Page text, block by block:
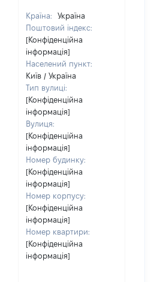
Країна:
Україна
Поштовий індекс:
[Конфіденційна
інформація]
Населений пункт:
Київ / Україна
Тип вулиці:
[Конфіденційна
інформація]
Вулиця:
[Конфіденційна
інформація]
Номер будинку:
[Конфіденційна
інформація]
Номер корпусу:
[Конфіденційна
інформація]
Номер квартири:
[Конфіденційна
інформація]